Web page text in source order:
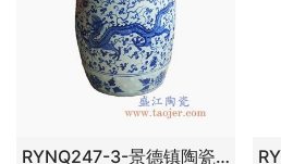
RYNQ247-3-景德镇陶瓷 纯手绘青花缠枝 龙纹 圆凳 凉墩